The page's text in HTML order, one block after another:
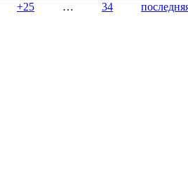
+25 … 34